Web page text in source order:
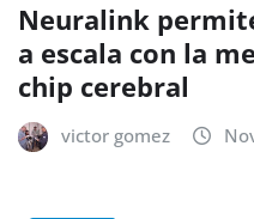
Neuralink
a escala con la
chip cerebral
victor gomez